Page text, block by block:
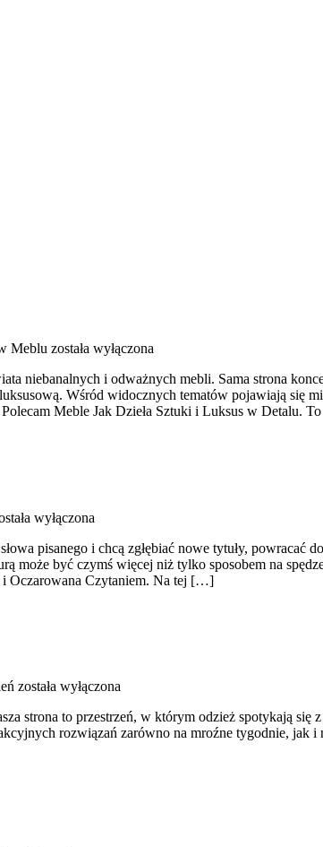
Meblu została wyłączona
niebanalnych i odważnych mebli. Sama strona
Wśród widocznych tematów pojawiają się
Meble Jak Dzieła Sztuki i Luksus w Detalu.
wyłączona
pisanego i chcą zgłębiać nowe tytuły, powracać
może być czymś więcej niż tylko sposobem na
i Oczarowana Czytaniem. Na tej […]
została wyłączona
strona to przestrzeń, w którym odzież spotykają się
rozwiązań zarówno na mroźne tygodnie, jak